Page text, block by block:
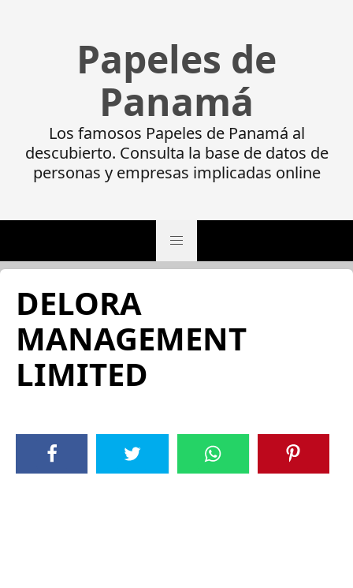
Papeles de
Panamá
Los famosos Papeles de Panamá al
descubierto. Consulta la base de datos de
personas y empresas implicadas online
DELORA
MANAGEMENT
LIMITED